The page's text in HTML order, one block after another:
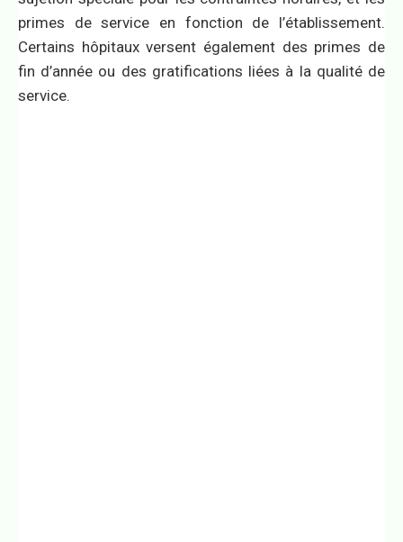
primes de service en fonction de l’établissement.
Certains hôpitaux versent également des primes de
fin d’année ou des gratifications liées à la qualité de
service.